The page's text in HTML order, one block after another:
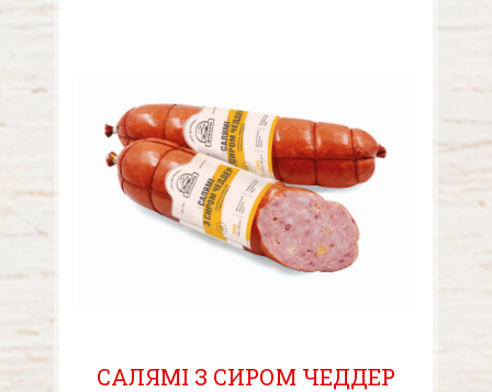
САЛЯМІ З СИРОМ ЧЕДДЕР